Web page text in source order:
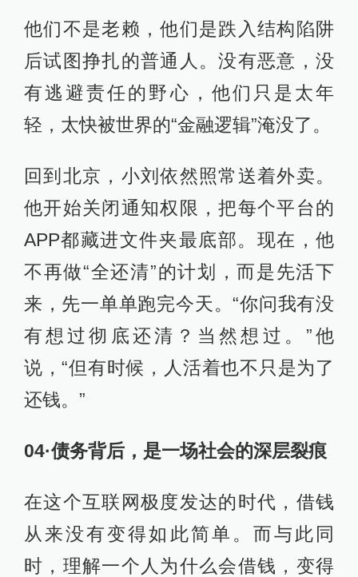
他们不是老赖，他们是跌入结构陷阱
后试图挣扎的普通人。没有恶意，没
有逃避责任的野心，他们只是太年
轻，太快被世界的“金融逻辑”淹没了。
回到北京，小刘依然照常送着外卖。
他开始关闭通知权限，把每个平台的
APP都藏进文件夹最底部。现在，他
不再做“全还清”的计划，而是先活下
来，先一单单跑完今天。“你问我有没
有想过彻底还清？当然想过。”他
说，“但有时候，人活着也不只是为了
还钱。”
04·债务背后，是一场社会的深层裂痕
在这个互联网极度发达的时代，借钱
从来没有变得如此简单。而与此同
时，理解一个人为什么会借钱，变得